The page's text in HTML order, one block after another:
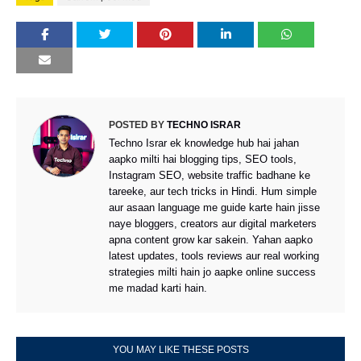
POSTED BY TECHNO ISRAR
Techno Israr ek knowledge hub hai jahan
aapko milti hai blogging tips, SEO tools,
Instagram SEO, website traffic badhane ke
tareeke, aur tech tricks in Hindi. Hum simple
aur asaan language me guide karte hain jisse
naye bloggers, creators aur digital marketers
apna content grow kar sakein. Yahan aapko
latest updates, tools reviews aur real working
strategies milti hain jo aapke online success
me madad karti hain.
YOU MAY LIKE THESE POSTS